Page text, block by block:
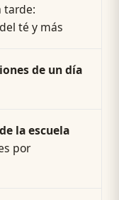
té y más
de un día
la escuela
por